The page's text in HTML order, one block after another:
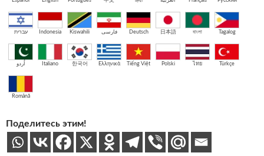
עברית Indonesia Kiswahili فارسی Deutsch 日本語 বাংলা Tagalog
اُردو Italiano 한국어 Ελληνικά Tiếng Việt Polski ไทย Türkçe
Română
Поделитесь этим!